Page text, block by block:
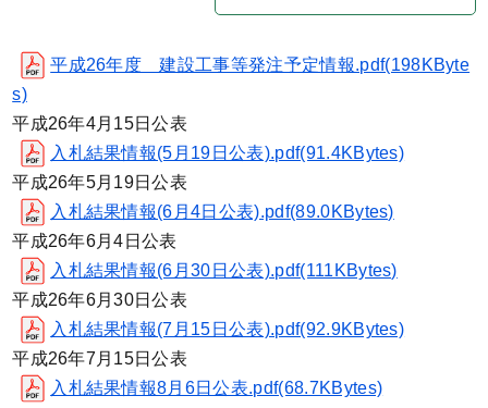
平成26年度 建設工事等発注予定情報.pdf(198KByte
s)
平成26年4月15日公表
入札結果情報(5月19日公表).pdf(91.4KBytes)
平成26年5月19日公表
入札結果情報(6月4日公表).pdf(89.0KBytes)
平成26年6月4日公表
入札結果情報(6月30日公表).pdf(111KBytes)
平成26年6月30日公表
入札結果情報(7月15日公表).pdf(92.9KBytes)
平成26年7月15日公表
入札結果情報8月6日公表.pdf(68.7KBytes)